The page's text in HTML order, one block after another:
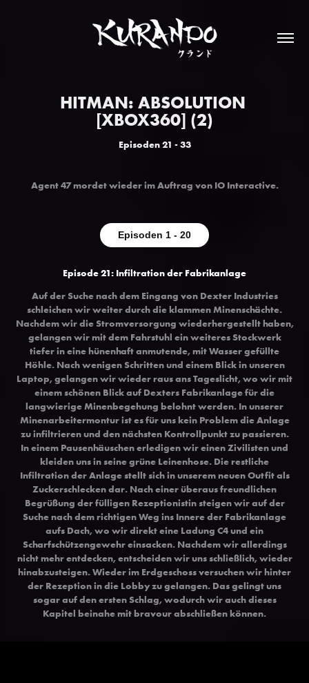
HITMAN: ABSOLUTION
[XBOX360] (2)
Episoden 21 - 33
Agent 47 mordet wieder im Auftrag von IO Interactive.
Episoden 1 - 20
Episode 21: Infiltration der Fabrikanlage
Auf der Suche nach dem Eingang von Dexter Industries
schleichen wir weiter durch die klammen Minenschächte.
Nachdem wir die Stromversorgung wiederhergestellt haben,
gelangen wir mit dem Fahrstuhl ein weiteres Stockwerk
tiefer in eine hünenhaft anmutende, mit Wasser gefüllte
Höhle. Nach wenigen Schritten und einem Blick in unseren
Laptop, gelangen wir wieder raus ans Tageslicht, wo wir mit
einem schönen Blick auf Dexters Fabrikanlage für die
langwierige Minenbegehung belohnt werden. In unserer
Minenarbeitermontur ist es für uns kein Problem die Anlage
zu infiltrieren und den nächsten Kontrollpunkt zu passieren.
In einem Pausenhäuschen erledigen wir einen Zivilisten und
kleiden uns in seine grüne Leinenhose. Die restliche
Infiltration der Anlage stellt sich in unserem neuen Outfit als
Zuckerschlecken dar. Nach einer überaus freundlichen
Begrüßung der fülligen Rezeptionistin steigen wir auf der
Suche nach dem richtigen Weg ins Innere der Fabrikanlage
aufs Dach, wo wir direkt eine Ladung C4 und ein
Scharfschützengewehr einsacken. Nachdem wir allerdings
nicht mehr entdecken, entscheiden wir uns schließlich, wieder
hinabzusteigen. Wieder im Erdgeschoss versuchen wir hinter
der Rezeption in die Lobby zu gelangen. Das gelingt uns
sogar auf den ersten Schlag, wodurch wir auch dieses
Kapitel beinahe mit bravour abschließen können.